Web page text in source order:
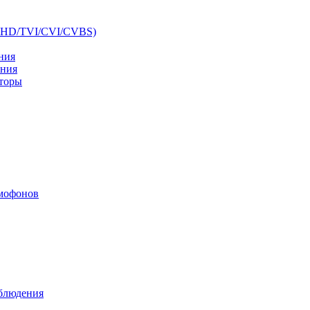
TVI/CVI/CVBS)